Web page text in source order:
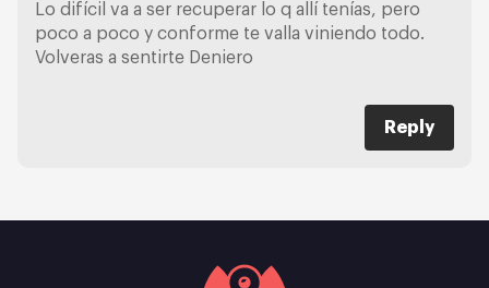
Lo difícil va a ser recuperar lo q allí tenías, pero
poco a poco y conforme te valla viniendo todo.
Volveras a sentirte Deniero
Reply